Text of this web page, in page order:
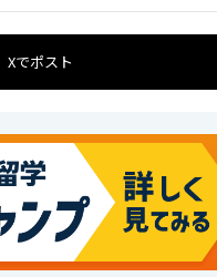
Xでポスト